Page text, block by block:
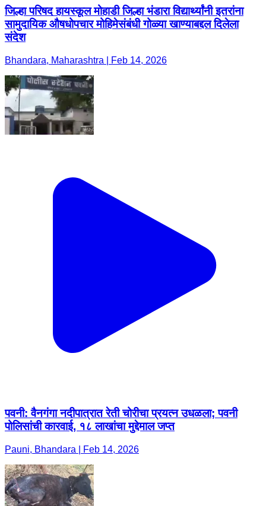
जिल्हा परिषद हायस्कूल मोहाडी जिल्हा भंडारा विद्यार्थ्यांनी इतरांना
सामुदायिक औषधोपचार मोहिमेसंबंधी गोळ्या खाण्याबद्दल दिलेला
संदेश
Bhandara, Maharashtra | Feb 14, 2026
पवनी: वैनगंगा नदीपात्रात रेती चोरीचा प्रयत्न उधळला; पवनी
पोलिसांची कारवाई, १८ लाखांचा मुद्देमाल जप्त
Pauni, Bhandara | Feb 14, 2026